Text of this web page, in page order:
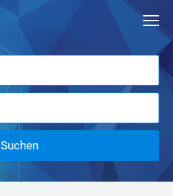
Suchen